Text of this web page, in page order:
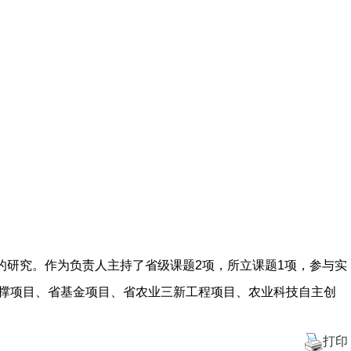
究。作为负责人主持了省级课题2项，所立课题1项，参与实
目、省基金项目、省农业三新工程项目、农业科技自主创
打印